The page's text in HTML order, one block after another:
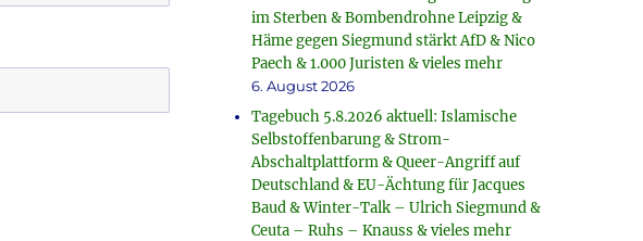
im Sterben & Bombendrohne Leipzig &
Häme gegen Siegmund stärkt AfD & Nico
Paech & 1.000 Juristen & vieles mehr
6. August 2026
Tagebuch 5.8.2026 aktuell: Islamische
Selbstoffenbarung & Strom-
Abschaltplattform & Queer-Angriff auf
Deutschland & EU-Ächtung für Jacques
Baud & Winter-Talk – Ulrich Siegmund &
Ceuta – Ruhs – Knauss & vieles mehr